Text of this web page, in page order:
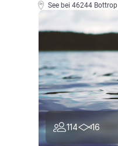
See bei 46244 Bottrop
114 16